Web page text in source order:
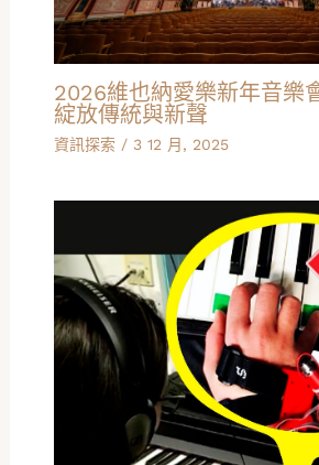
2026維也納愛樂新年音樂
綻放傳統與新聲
資訊探索 / 3 12 月, 2025